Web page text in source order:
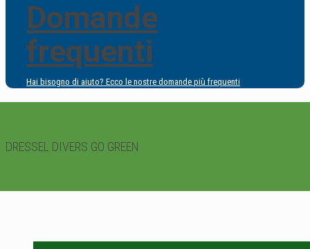
Domande
frequenti
Hai bisogno di aiuto? Ecco le nostre domande più frequenti
DRESSEL DIVERS GO GREEN